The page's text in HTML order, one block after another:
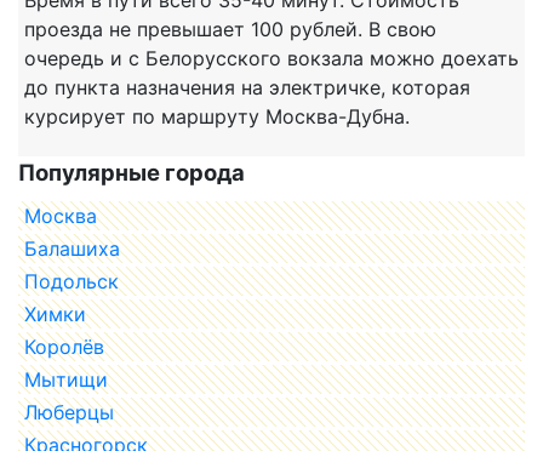
проезда не превышает 100 рублей. В свою
очередь и с Белорусского вокзала можно доехать
до пункта назначения на электричке, которая
курсирует по маршруту Москва-Дубна.
Популярные города
Москва
Балашиха
Подольск
Химки
Королёв
Мытищи
Люберцы
Красногорск